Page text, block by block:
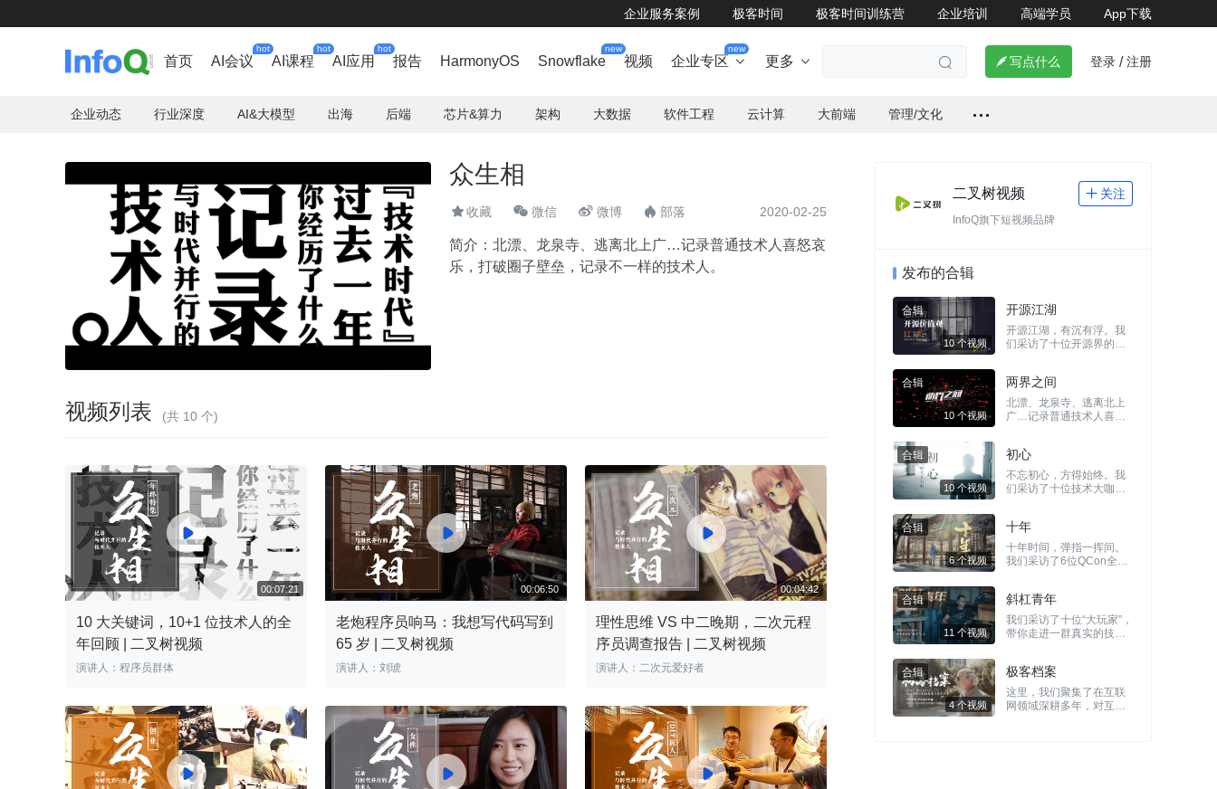
企业服务案例 极客时间 极客时间训练营 企业培训 高端学员 App下载
首页 AI会议
hot
AI课程
hot
AI应用
hot
报告 HarmonyOS Snowflake
new
视频 企业专区
new
 更多    写点什么 登录 / 注册
企业动态 行业深度 AI&大模型 出海 后端 芯片&算力 架构 大数据 软件工程 云计算 大前端 管理/文化
众生相
收藏  微信  微博  部落 2020-02-25
简介： 北漂、⻰泉寺、逃离北上广…记录普通技术人喜怒哀
乐，打破圈⼦壁垒，记录不⼀样的技术⼈。
视频列表 (共 10 个)

10 大关键词，10+1 位技术人的全
年回顾 | 二叉树视频
演讲人：程序员群体

00:06:50
老炮程序员响马：我想写代码写到
65 岁 | 二叉树视频
演讲人：刘琥

理性思维 VS 中二晚期，二次元程
序员调查报告 | 二叉树视频
演讲人：二次元爱好者
  
二叉树视频 关注
InfoQ旗下短视频品牌
发布的合辑
10 个视频
开源江湖
开源江湖，有沉有浮。我
们采访了十位开源界的专
状与历史 。
两界之间
北漂、⻰泉寺、逃离北上
广…记录普通技术人喜怒
10 个视频
初心
不忘初心，方得始终。我
们采访了十位技术大咖，
6 个视频
十年
十年时间，弹指一挥间。
我们采访了6位QCon全球
2009-2019 这十年中国互
联⽹技术的⻩⾦年代。
11 个视频
斜杠青年
我们采访了十位“大玩家”，
带你走进一群真实的技术
面。
极客档案
这里，我们聚集了在互联
网领域深耕多年，对互联